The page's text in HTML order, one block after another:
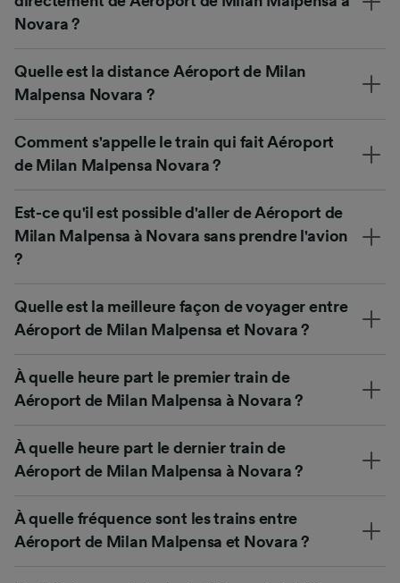
Novara ?
Quelle est la distance Aéroport de Milan
Malpensa Novara ?
Comment s'appelle le train qui fait Aéroport
de Milan Malpensa Novara ?
Est-ce qu'il est possible d'aller de Aéroport de
Milan Malpensa à Novara sans prendre l'avion
?
Quelle est la meilleure façon de voyager entre
Aéroport de Milan Malpensa et Novara ?
À quelle heure part le premier train de
Aéroport de Milan Malpensa à Novara ?
À quelle heure part le dernier train de
Aéroport de Milan Malpensa à Novara ?
À quelle fréquence sont les trains entre
Aéroport de Milan Malpensa et Novara ?